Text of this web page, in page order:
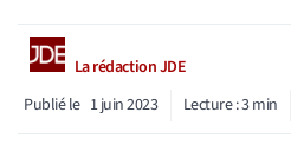
La rédaction JDE
Publié le 1 juin 2023 Lecture :3min